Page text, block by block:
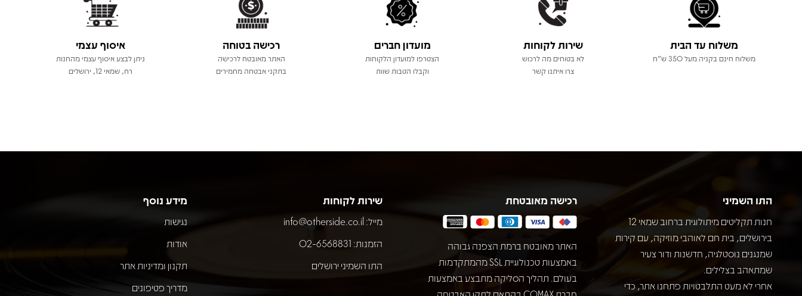
משלוח עד הבית
משלוח חינם בקניה מעל 350 ש"ח
שירות לקוחות
לא בטוחים מה לרכוש
צרו איתנו קשר
מועדון חברים
הצטרפו למועדון הלקוחות
וקבלו הטבות שוות
רכישה בטוחה
האתר מאובטח לרכישה
בתקני אבטחה מחמירים
איסוף עצמי
ניתן לבצע איסוף עצמי מהחנות
רח, שמאי 12, ירושלים
התו השמיני
חנות תקליטים מיתולוגית ברחוב שמאי 12
בירושלים, בית חם לאוהבי מוזיקה, עם קירות
שמנגנים נוסטלגיה, חדשנות ודור צעיר
שמתאהב בצלילים.
אחרי לא מעט התלבטויות פתחנו אתר, כדי
רכישה מאובטחת
האתר מאובטח ברמת הצפנה גבוהה
באמצעות טכנולוגיית SSL מהמתקדמות
בעולם. תהליך הסליקה מתבצע באמצעות
שירות לקוחות
מייל: info@otherside.co.il
הזמנות: 02-6568831
התו השמיני ירושלים
מידע נוסף
נגישות
אודות
תקנון ומדיניות אתר
מדריך פטיפונים